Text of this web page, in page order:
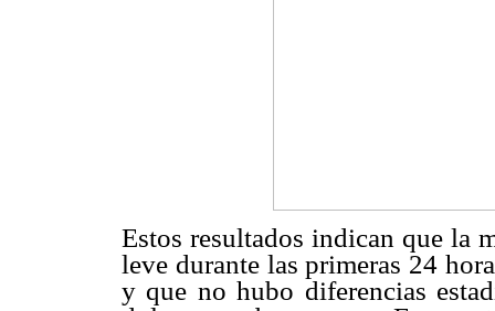
Estos resultados indican que la
leve durante las primeras 24
y que no hubo diferencias